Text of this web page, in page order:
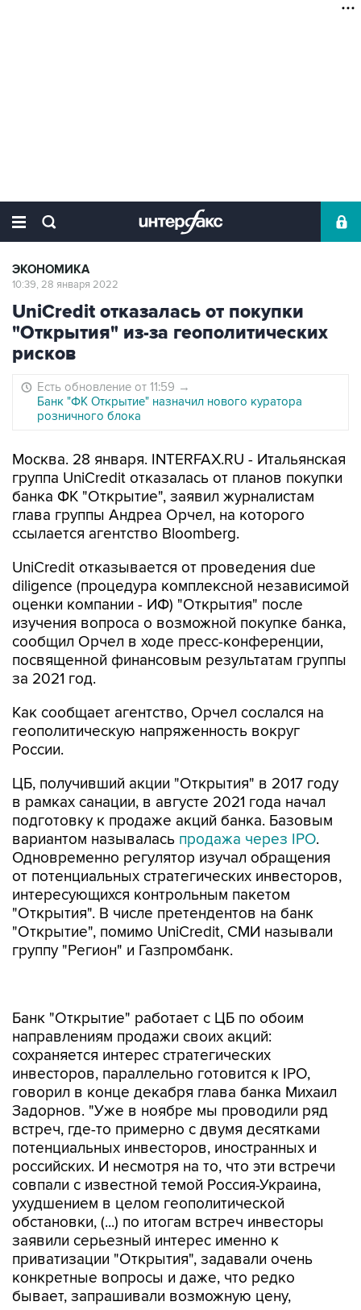
ЭКОНОМИКА
10:39, 28 января 2022
UniCredit отказалась от покупки
"Открытия" из-за геополитических
рисков
Есть обновление от 11:59 →
Банк "ФК Открытие" назначил нового куратора
розничного блока
Москва. 28 января. INTERFAX.RU - Итальянская
группа UniCredit отказалась от планов покупки
банка ФК "Открытие", заявил журналистам
глава группы Андреа Орчел, на которого
ссылается агентство Bloomberg.
UniCredit отказывается от проведения due
diligence (процедура комплексной независимой
оценки компании - ИФ) "Открытия" после
изучения вопроса о возможной покупке банка,
сообщил Орчел в ходе пресс-конференции,
посвященной финансовым результатам группы
за 2021 год.
Как сообщает агентство, Орчел сослался на
геополитическую напряженность вокруг
России.
ЦБ, получивший акции "Открытия" в 2017 году
в рамках санации, в августе 2021 года начал
подготовку к продаже акций банка. Базовым
вариантом называлась продажа через IPO.
Одновременно регулятор изучал обращения
от потенциальных стратегических инвесторов,
интересующихся контрольным пакетом
"Открытия". В числе претендентов на банк
"Открытие", помимо UniCredit, СМИ называли
группу "Регион" и Газпромбанк.
сохраняется интерес стратегических
инвесторов, параллельно готовится к IPO,
говорил в конце декабря глава банка Михаил
Задорнов. "Уже в ноябре мы проводили ряд
встреч, где-то примерно с двумя десятками
потенциальных инвесторов, иностранных и
российских. И несмотря на то, что эти встречи
совпали с известной темой Россия-Украина,
ухудшением в целом геополитической
обстановки, (...) по итогам встреч инвесторы
заявили серьезный интерес именно к
приватизации "Открытия", задавали очень
конкретные вопросы и даже, что редко
бывает, запрашивали возможную цену,
возможные котировки и в целом отнеслись с
большим интересом", - рассказал Задорнов.